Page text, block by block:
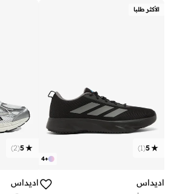
الأكثر طلبا
+
4
5
(
1
)
اديداس
5
(
2
)
اديداس